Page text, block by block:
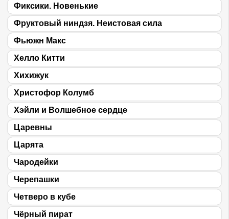
Фиксики. Новенькие
Фруктовый ниндзя. Неистовая сила
Фьюжн Макс
Хелло Китти
Хихижук
Христофор Колумб
Хэйли и Волшебное сердце
Царевны
Царята
Чародейки
Черепашки
Четверо в кубе
Чёрный пират